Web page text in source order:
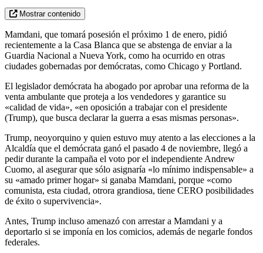
Mostrar contenido
Mamdani, que tomará posesión el próximo 1 de enero, pidió
recientemente a la Casa Blanca que se abstenga de enviar a la
Guardia Nacional a Nueva York, como ha ocurrido en otras
ciudades gobernadas por demócratas, como Chicago y Portland.
El legislador demócrata ha abogado por aprobar una reforma de la
venta ambulante que proteja a los vendedores y garantice su
«calidad de vida», «en oposición a trabajar con el presidente
(Trump), que busca declarar la guerra a esas mismas personas».
Trump, neoyorquino y quien estuvo muy atento a las elecciones a la
Alcaldía que el demócrata ganó el pasado 4 de noviembre, llegó a
pedir durante la campaña el voto por el independiente Andrew
Cuomo, al asegurar que sólo asignaría «lo mínimo indispensable» a
su «amado primer hogar» si ganaba Mamdani, porque «como
comunista, esta ciudad, otrora grandiosa, tiene CERO posibilidades
de éxito o supervivencia».
Antes, Trump incluso amenazó con arrestar a Mamdani y a
deportarlo si se imponía en los comicios, además de negarle fondos
federales.